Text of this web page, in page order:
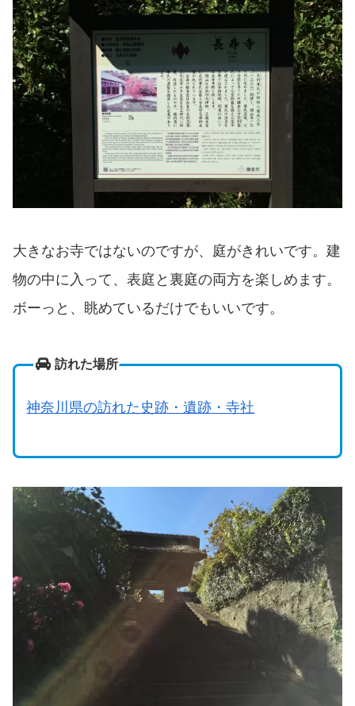
大きなお寺ではないのですが、庭がきれいです。建
物の中に入って、表庭と裏庭の両方を楽しめます。
ボーっと、眺めているだけでもいいです。
訪れた場所
神奈川県の訪れた史跡・遺跡・寺社